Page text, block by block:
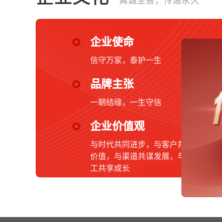
企业使命
信守万家，泰护一生
品牌主张
一朝结缘，一生守信
企业价值观
与时代共同进步，与客户共创
价值，与渠道共谋发展，与员
工共享成长